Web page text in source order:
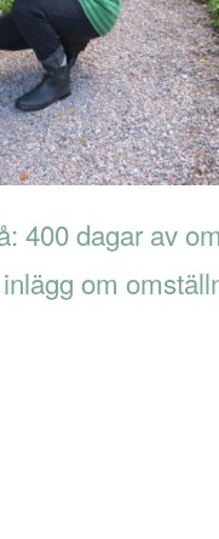
400 dagar av
om